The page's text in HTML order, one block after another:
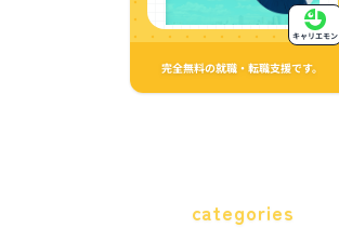
完全無料の就職・転職支援です。
キャリエモン
categories